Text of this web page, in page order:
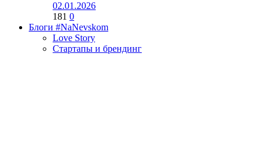
02.01.2026
181 0
Блоги #NaNevskom
Love Story
Стартапы и брендинг